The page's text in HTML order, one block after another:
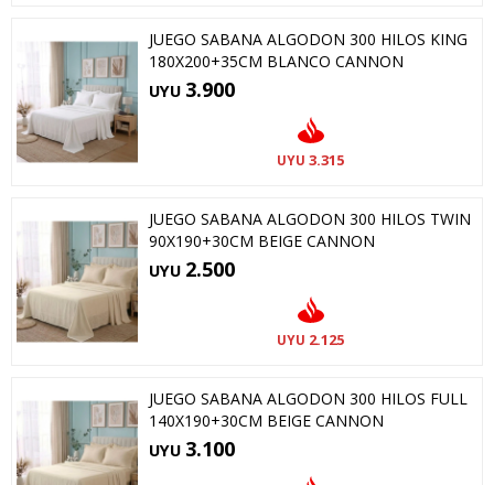
JUEGO SABANA ALGODON 300 HILOS KING
180X200+35CM BLANCO CANNON
UYU 3.900
UYU 3.315
JUEGO SABANA ALGODON 300 HILOS TWIN
90X190+30CM BEIGE CANNON
UYU 2.500
UYU 2.125
JUEGO SABANA ALGODON 300 HILOS FULL
140X190+30CM BEIGE CANNON
UYU 3.100